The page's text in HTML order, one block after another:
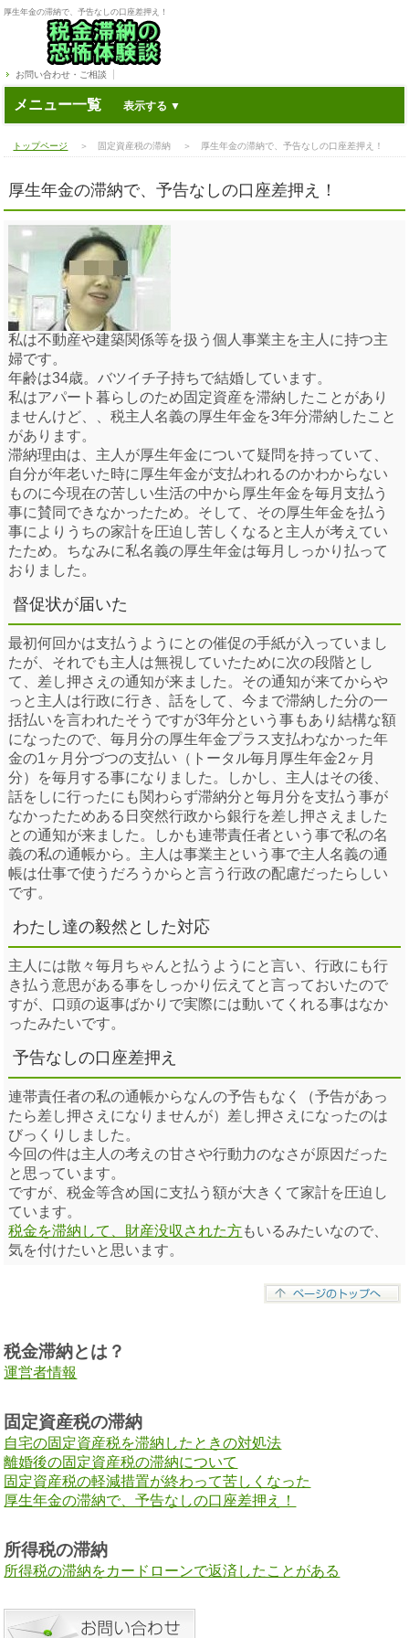
厚生年金の滞納で、予告なしの口座差押え！
お問い合わせ・ご相談
メニュー一覧
トップページ ＞ 固定資産税の滞納 ＞ 厚生年金の滞納で、予告なしの口座差押え！
厚生年金の滞納で、予告なしの口座差押え！
私は不動産や建築関係等を扱う個人事業主を主人に持つ主
婦です。
年齢は34歳。バツイチ子持ちで結婚しています。
私はアパート暮らしのため固定資産を滞納したことがあり
ませんけど、、税主人名義の厚生年金を3年分滞納したこと
があります。
滞納理由は、主人が厚生年金について疑問を持っていて、
自分が年老いた時に厚生年金が支払われるのかわからない
ものに今現在の苦しい生活の中から厚生年金を毎月支払う
事に賛同できなかったため。そして、その厚生年金を払う
事によりうちの家計を圧迫し苦しくなると主人が考えてい
たため。ちなみに私名義の厚生年金は毎月しっかり払って
おりました。
督促状が届いた
最初何回かは支払うようにとの催促の手紙が入っていまし
たが、それでも主人は無視していたために次の段階とし
て、差し押さえの通知が来ました。その通知が来てからや
っと主人は行政に行き、話をして、今まで滞納した分の一
括払いを言われたそうですが3年分という事もあり結構な額
になったので、毎月分の厚生年金プラス支払わなかった年
金の1ヶ月分づつの支払い（トータル毎月厚生年金2ヶ月
分）を毎月する事になりました。しかし、主人はその後、
話をしに行ったにも関わらず滞納分と毎月分を支払う事が
なかったためある日突然行政から銀行を差し押さえました
との通知が来ました。しかも連帯責任者という事で私の名
義の私の通帳から。主人は事業主という事で主人名義の通
帳は仕事で使うだろうからと言う行政の配慮だったらしい
です。
わたし達の毅然とした対応
主人には散々毎月ちゃんと払うようにと言い、行政にも行
き払う意思がある事をしっかり伝えてと言っておいたので
すが、口頭の返事ばかりで実際には動いてくれる事はなか
ったみたいです。
予告なしの口座差押え
連帯責任者の私の通帳からなんの予告もなく（予告があっ
たら差し押さえになりませんが）差し押さえになったのは
びっくりしました。
今回の件は主人の考えの甘さや行動力のなさが原因だった
と思っています。
ですが、税金等含め国に支払う額が大きくて家計を圧迫し
ています。
税金を滞納して、財産没収された方もいるみたいなので、
気を付けたいと思います。
税金滞納とは？
運営者情報
固定資産税の滞納
自宅の固定資産税を滞納したときの対処法
離婚後の固定資産税の滞納について
固定資産税の軽減措置が終わって苦しくなった
厚生年金の滞納で、予告なしの口座差押え！
所得税の滞納
所得税の滞納をカードローンで返済したことがある